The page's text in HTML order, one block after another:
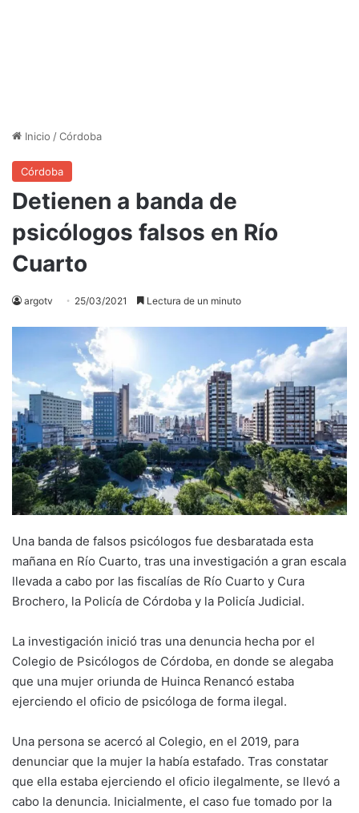
Inicio /Córdoba
Córdoba
Detienen a banda de
psicólogos falsos en Río
Cuarto
argotv 25/03/2021 Lectura de un minuto
Una banda de falsos psicólogos fue desbaratada esta
mañana en Río Cuarto, tras una investigación a gran escala
llevada a cabo por las fiscalías de Río Cuarto y Cura
Brochero, la Policía de Córdoba y la Policía Judicial.
La investigación inició tras una denuncia hecha por el
Colegio de Psicólogos de Córdoba, en donde se alegaba
que una mujer oriunda de Huinca Renancó estaba
ejerciendo el oficio de psicóloga de forma ilegal.
Una persona se acercó al Colegio, en el 2019, para
denunciar que la mujer la había estafado. Tras constatar
que ella estaba ejerciendo el oficio ilegalmente, se llevó a
cabo la denuncia. Inicialmente, el caso fue tomado por la